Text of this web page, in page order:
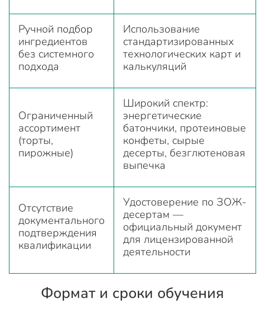
Ручной подбор
ингредиентов
без системного
подхода
Использование
стандартизированных
технологических карт и
калькуляций
Ограниченный
ассортимент
(торты,
пирожные)
Широкий спектр:
энергетические
батончики, протеиновые
конфеты, сырые
десерты, безглютеновая
выпечка
Отсутствие
документального
подтверждения
квалификации
Удостоверение по ЗОЖ-
десертам —
официальный документ
для лицензированной
деятельности
Формат и сроки обучения